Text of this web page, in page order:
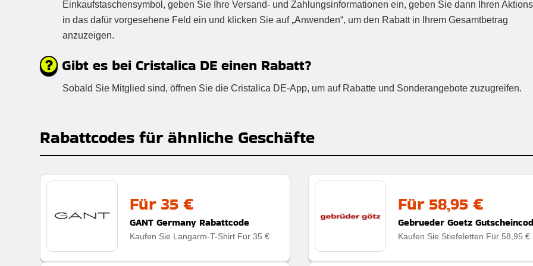
Einkaufstaschensymbol, geben Sie Ihre Versand- und Zahlungsinformationen ein, geben Sie dann Ihren
in das dafür vorgesehene Feld ein und klicken Sie auf „Anwenden“, um den Rabatt in Ihrem Gesamtbetrag
anzuzeigen.
Gibt es bei Cristalica DE einen Rabatt?
Sobald Sie Mitglied sind, öffnen Sie die Cristalica DE-App, um auf Rabatte und Sonderangebote zuzugreifen.
Rabattcodes für ähnliche Geschäfte
Für 35 €
GANT Germany Rabattcode
Kaufen Sie Langarm-T-Shirt Für 35 €
Für 58,95 €
Gebrueder Goetz
Kaufen Sie Stiefeletten Für 58,95 €